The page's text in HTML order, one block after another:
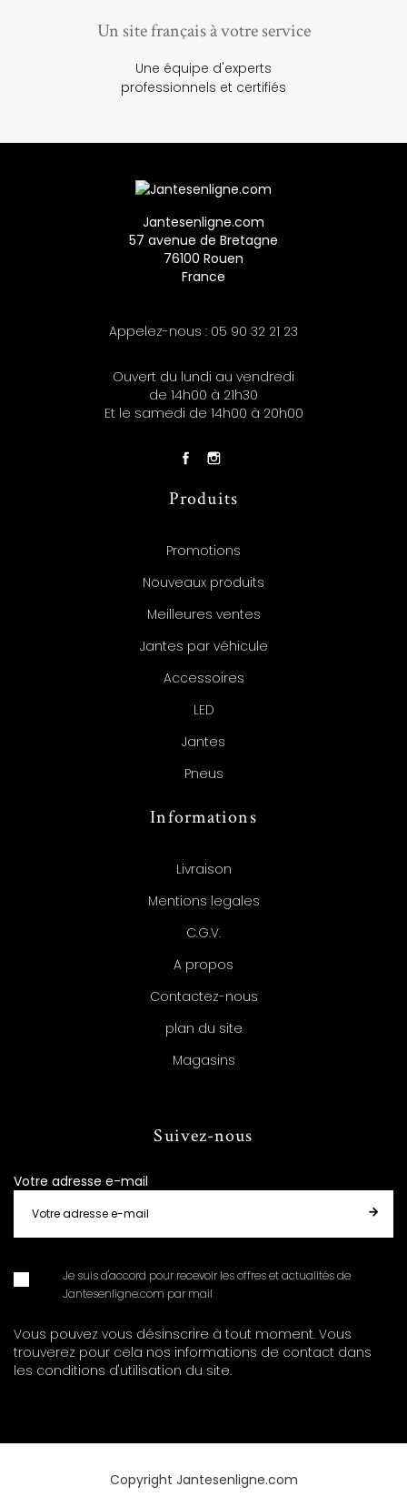
Un site français à votre service
Une équipe d'experts
professionnels et certifiés
Jantesenligne.com
57 avenue de Bretagne
76100 Rouen
France
Appelez-nous : 05 90 32 21 23
Ouvert du lundi au vendredi
de 14h00 à 21h30
Et le samedi de 14h00 à 20h00
Produits
Promotions
Nouveaux produits
Meilleures ventes
Jantes par véhicule
Accessoires
LED
Jantes
Pneus
Informations
Livraison
Mentions legales
C.G.V.
A propos
Contactez-nous
plan du site
Magasins
Suivez-nous
Votre adresse e-mail
Je suis d'accord pour recevoir les offres et actualités de
Jantesenligne.com par mail
Vous pouvez vous désinscrire à tout moment. Vous
trouverez pour cela nos informations de contact dans
les conditions d'utilisation du site.
Copyright Jantesenligne.com